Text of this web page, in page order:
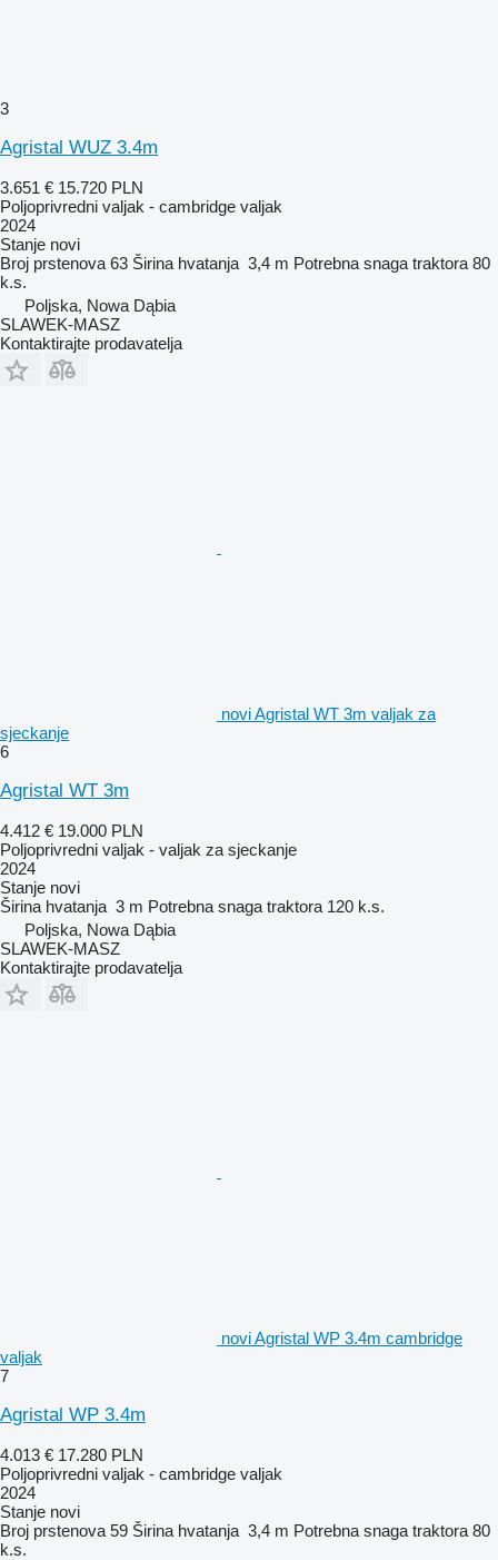
3
Agristal WUZ 3.4m
3.651 € 15.720 PLN
Poljoprivredni valjak - cambridge valjak
2024
Stanje novi
Broj prstenova 63 Širina hvatanja 3,4 m Potrebna snaga traktora 80
k.s.
Poljska, Nowa Dąbia
SLAWEK-MASZ
Kontaktirajte prodavatelja
novi Agristal WT 3m valjak za
sjeckanje
6
Agristal WT 3m
4.412 € 19.000 PLN
Poljoprivredni valjak - valjak za sjeckanje
2024
Stanje novi
Širina hvatanja 3 m Potrebna snaga traktora 120 k.s.
Poljska, Nowa Dąbia
SLAWEK-MASZ
Kontaktirajte prodavatelja
novi Agristal WP 3.4m cambridge
valjak
7
Agristal WP 3.4m
4.013 € 17.280 PLN
Poljoprivredni valjak - cambridge valjak
2024
Stanje novi
Broj prstenova 59 Širina hvatanja 3,4 m Potrebna snaga traktora 80
k.s.